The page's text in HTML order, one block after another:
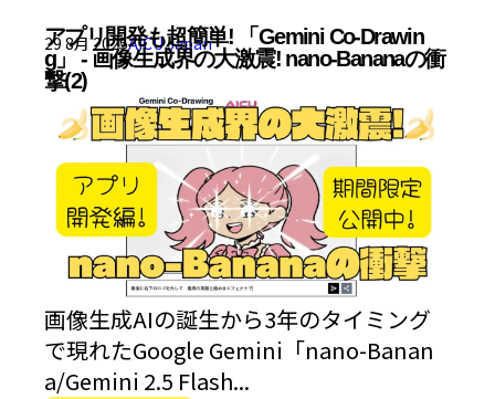
アプリ開発も超簡単! 「Gemini Co-Drawin
g」 - 画像生成界の大激震! nano-Bananaの衝
撃(2)
29 8月 2025AICU Japan
画像生成AIの誕生から3年のタイミング
で現れたGoogle Gemini「nano-Banan
a/Gemini 2.5 Flash...